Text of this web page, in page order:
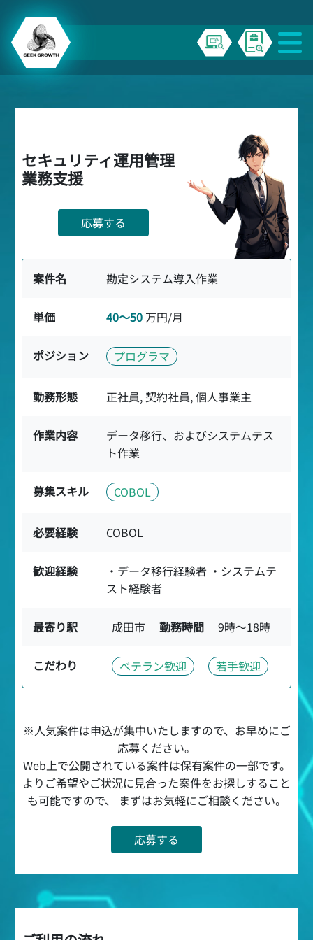
セキュリティ運用管理
業務支援
応募する
案件名 勘定システム導入作業
単価 40〜50 万円/月
ポジション プログラマ
勤務形態 正社員, 契約社員, 個人事業主
作業内容
データ移行、およびシステムテス
ト作業
募集スキル COBOL
必要経験 COBOL
歓迎経験
・データ移行経験者 ・システムテ
スト経験者
最寄り駅 成田市 勤務時間 9時〜18時
こだわり ベテラン歓迎 若手歓迎
※人気案件は申込が集中いたしますので、お早めにご
応募ください。
Web上で公開されている案件は保有案件の一部です。
よりご希望やご状況に見合った案件をお探しすること
も可能ですので、 まずはお気軽にご相談ください。
応募する